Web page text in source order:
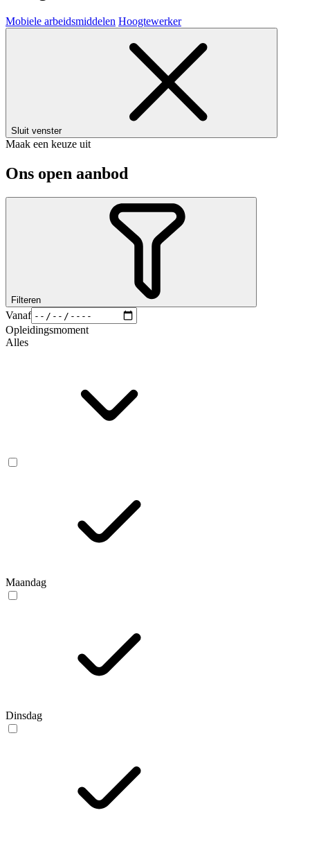
Mobiele arbeidsmiddelen Hoogtewerker
Sluit venster
Maak een keuze uit
Ons open aanbod
Filteren
Vanaf
Opleidingsmoment
Alles
Maandag
Dinsdag